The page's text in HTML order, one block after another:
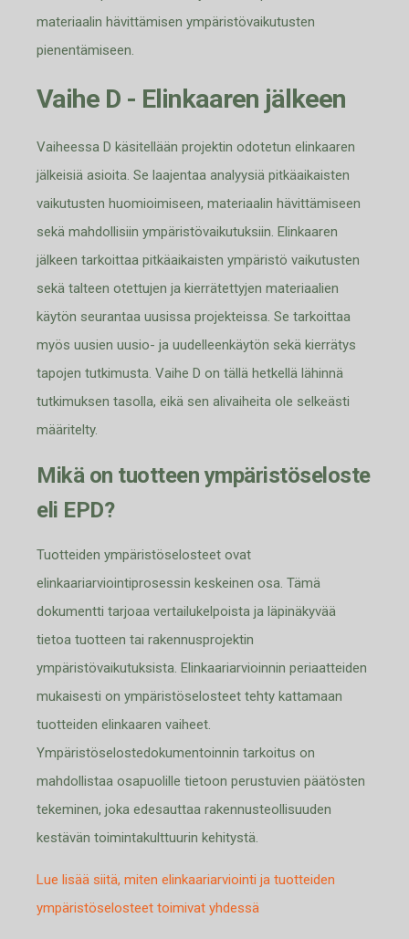
materiaalin hävittämisen ympäristövaikutusten
pienentämiseen.
Vaihe D - Elinkaaren jälkeen
Vaiheessa D käsitellään projektin odotetun elinkaaren
jälkeisiä asioita. Se laajentaa analyysiä pitkäaikaisten
vaikutusten huomioimiseen, materiaalin hävittämiseen
sekä mahdollisiin ympäristövaikutuksiin. Elinkaaren
jälkeen tarkoittaa pitkäaikaisten ympäristö vaikutusten
sekä talteen otettujen ja kierrätettyjen materiaalien
käytön seurantaa uusissa projekteissa. Se tarkoittaa
myös uusien uusio- ja uudelleenkäytön sekä kierrätys
tapojen tutkimusta. Vaihe D on tällä hetkellä lähinnä
tutkimuksen tasolla, eikä sen alivaiheita ole selkeästi
määritelty.
Mikä on tuotteen ympäristöseloste
eli EPD?
Tuotteiden ympäristöselosteet ovat
elinkaariarviointiprosessin keskeinen osa. Tämä
dokumentti tarjoaa vertailukelpoista ja läpinäkyvää
tietoa tuotteen tai rakennusprojektin
ympäristövaikutuksista. Elinkaariarvioinnin periaatteiden
mukaisesti on ympäristöselosteet tehty kattamaan
tuotteiden elinkaaren vaiheet.
Ympäristöselostedokumentoinnin tarkoitus on
mahdollistaa osapuolille tietoon perustuvien päätösten
tekeminen, joka edesauttaa rakennusteollisuuden
kestävän toimintakulttuurin kehitystä.
Lue lisää siitä, miten elinkaariarviointi ja tuotteiden
ympäristöselosteet toimivat yhdessä